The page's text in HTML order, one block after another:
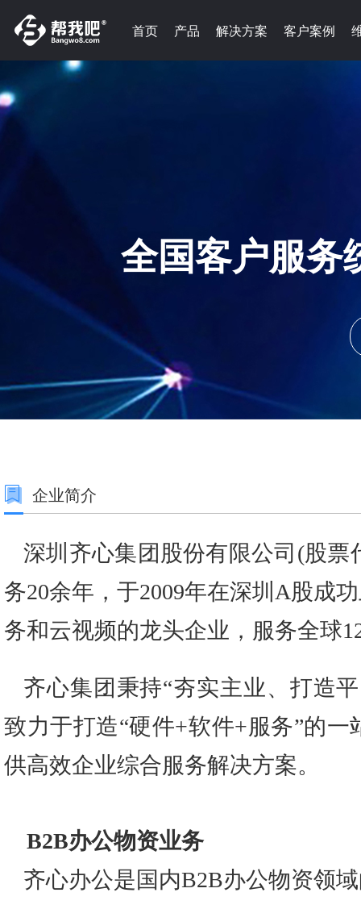
首页 产品 解决方案 客户案例
全国客户服务
企业简介
深圳齐心集团股份有限公司(股票
务20余年，于2009年在深圳A股成
务和云视频的龙头企业，服务全球
齐心集团秉持“夯实主业、打造
致力于打造“硬件+软件+服务”的
供高效企业综合服务解决方案。
B2B办公物资业务
齐心办公是国内B2B办公物资领